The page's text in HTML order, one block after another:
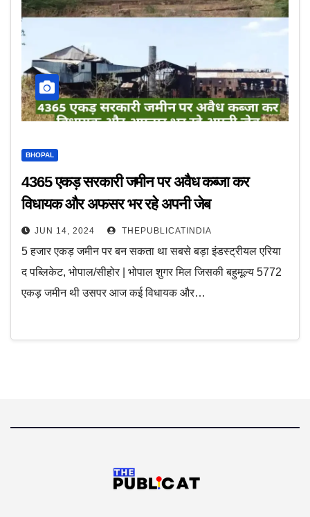
BHOPAL
4365 एकड़ सरकारी जमीन पर अवैध कब्जा कर
विधायक और अफसर भर रहे अपनी जेब
JUN 14, 2024 THEPUBLICATINDIA
5 हजार एकड़ जमीन पर बन सकता था सबसे बड़ा इंडस्ट्रीयल एरिया
द पब्लिकेट, भोपाल/सीहोर | भोपाल शुगर मिल जिसकी बहुमूल्य 5772
एकड़ जमीन थी उसपर आज कई विधायक और…